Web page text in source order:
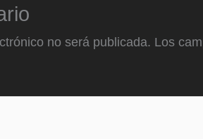
no será publicada. Los